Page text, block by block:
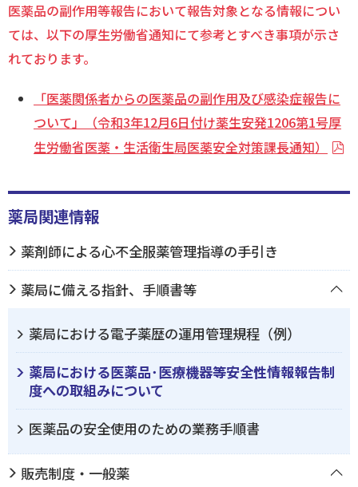
医薬品の副作用等報告において報告対象となる情報につい
ては、以下の厚生労働省通知にて参考とすべき事項が示さ
れております。
「医薬関係者からの医薬品の副作用及び感染症報告に
ついて」（令和3年12月6日付け薬生安発1206第1号厚
生労働省医薬・生活衛生局医薬安全対策課長通知）
薬局関連情報
薬剤師による心不全服薬管理指導の手引き
薬局に備える指針、手順書等
薬局における電子薬歴の運用管理規程（例）
薬局における医薬品･医療機器等安全性情報報告制
度への取組みについて
医薬品の安全使用のための業務手順書
販売制度・一般薬